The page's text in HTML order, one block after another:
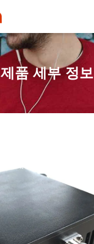
제품 세부 정보